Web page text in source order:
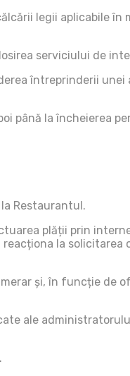
legii aplicabile în
serviciului de
întreprinderii
până la încheierea
Restaurantul.
plății prin
la
și, în funcție de
ale